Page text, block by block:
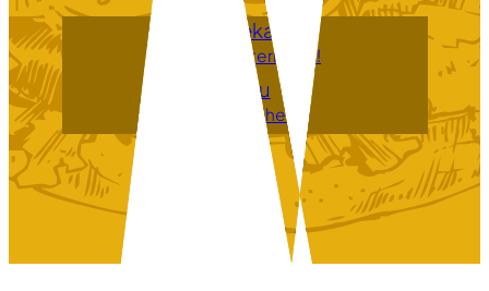
Speisekarte
Hier Herunterladen!
Menu
Download here!